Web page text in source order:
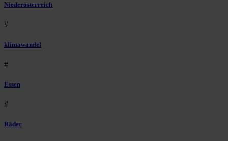
Niederösterreich
#
klimawandel
#
Essen
#
Räder